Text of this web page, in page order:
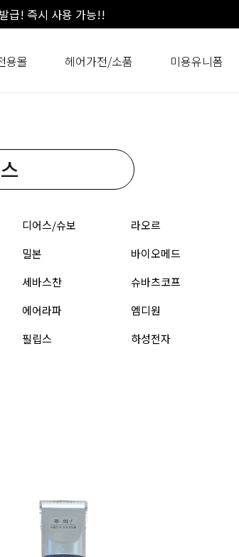
급! 즉시 사용 가능!!
용몰 헤어가전/소품 미용유니폼
디어스/슈보 라오르
밀본 바이오메드
세바스찬 슈바츠코프
에어라파 엠디원
필립스 하성전자